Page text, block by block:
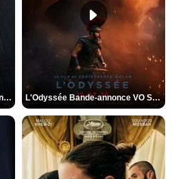
Spider-Man: Brand New Day Bande-annonce VO STFR L'Odyssée Bande-annonce VO STFR